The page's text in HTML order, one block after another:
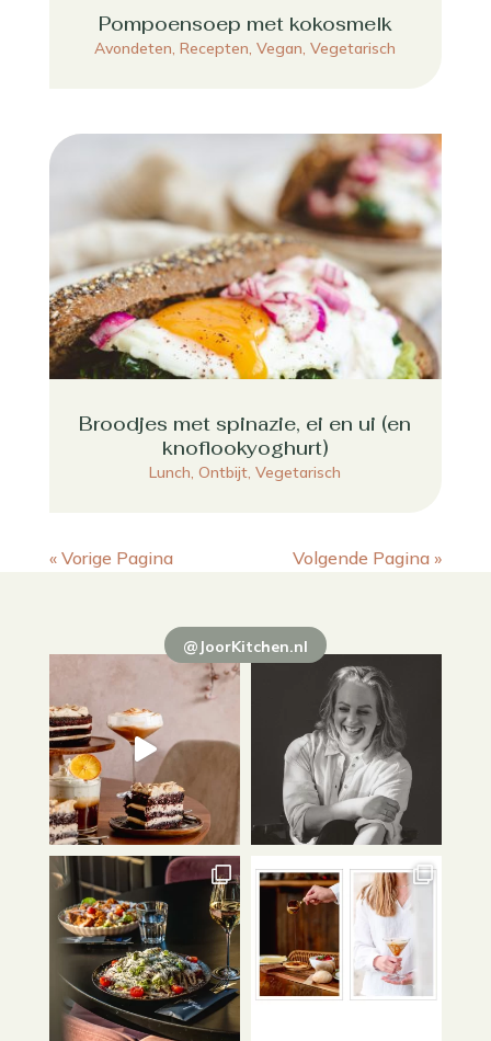
Pompoensoep met kokosmelk
Avondeten,Recepten,Vegan,Vegetarisch
Broodjes met spinazie, ei en ui (en
knoflookyoghurt)
Lunch,Ontbijt,Vegetarisch
« Vorige Pagina Volgende Pagina »
@JoorKitchen.nl